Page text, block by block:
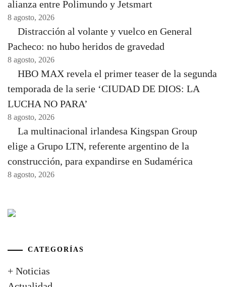
alianza entre Polimundo y Jetsmart
8 agosto, 2026
Distracción al volante y vuelco en General
Pacheco: no hubo heridos de gravedad
8 agosto, 2026
HBO MAX revela el primer teaser de la segunda
temporada de la serie ‘CIUDAD DE DIOS: LA
LUCHA NO PARA’
8 agosto, 2026
La multinacional irlandesa Kingspan Group
elige a Grupo LTN, referente argentino de la
construcción, para expandirse en Sudamérica
8 agosto, 2026
CATEGORÍAS